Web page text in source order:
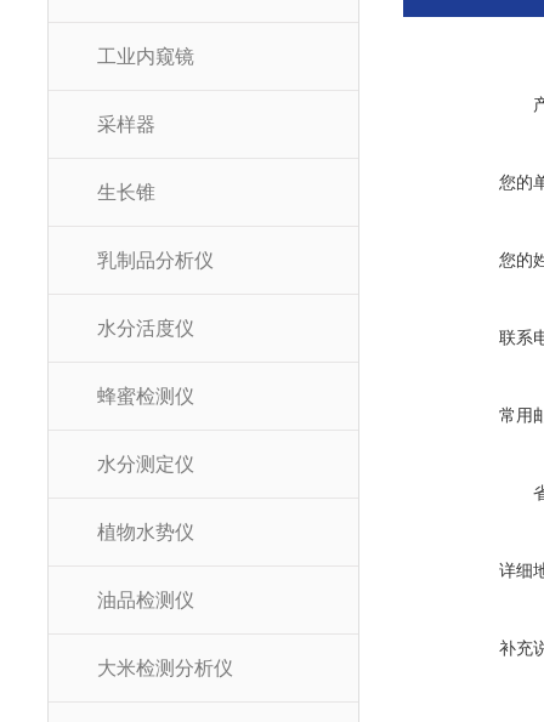
工业内窥镜
采样器
生长锥
乳制品分析仪
水分活度仪
蜂蜜检测仪
水分测定仪
植物水势仪
油品检测仪
大米检测分析仪
您的
您的
联系
常用
详细
补充